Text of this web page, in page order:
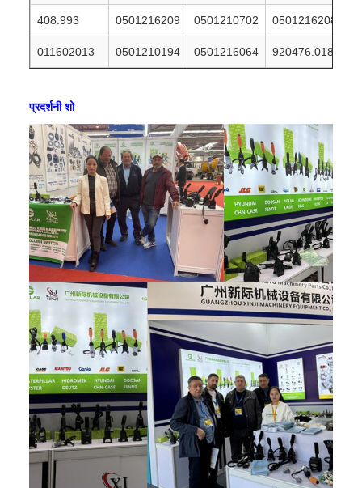
408.993 0501216209 0501210702 0501216208
011602013 0501210194 0501216064 920476.018
प्रदर्शनी शो